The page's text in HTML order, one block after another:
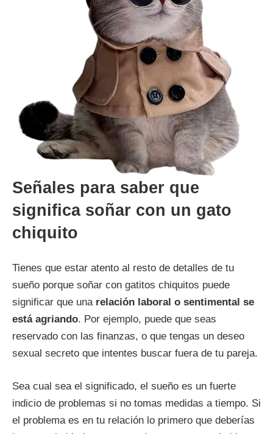
Señales para saber que
significa soñar con un gato
chiquito
Tienes que estar atento al resto de detalles de tu
sueño porque soñar con gatitos chiquitos puede
significar que una relación laboral o sentimental se
está agriando. Por ejemplo, puede que seas
reservado con las finanzas, o que tengas un deseo
sexual secreto que intentes buscar fuera de tu pareja.
Sea cual sea el significado, el sueño es un fuerte
indicio de problemas si no tomas medidas a tiempo. Si
el problema es en tu relación lo primero que deberías